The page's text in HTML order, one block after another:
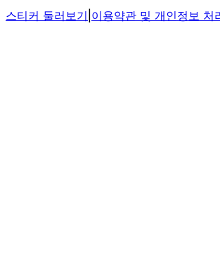
스티커 둘러보기 이용약관 및 개인정보 처